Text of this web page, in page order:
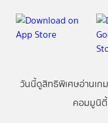
วันนี้ดูสิทธิพิเศษอ่านเกม
คอมมูนิตี้